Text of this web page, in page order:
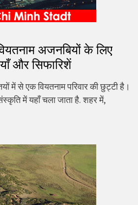
अजनबियों के लिए
और सिफारिशें
में से एक वियतनाम परिवार की छुट्टी है।
में यहाँ चला जाता है. शहर में,